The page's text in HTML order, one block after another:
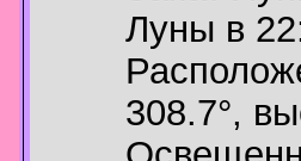
Луны в
308.7°,